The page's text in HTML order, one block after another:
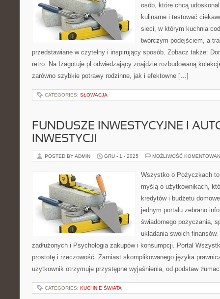
osób, które chcą
kulinarne i testować
sieci, w którym kuchnia
twórczym podejściem, a
przedstawiane w czytelny i inspirujący sposób. Zobacz także:
retro. Na Izagotuje.pl odwiedzający znajdzie rozbudowaną
zarówno szybkie potrawy rodzinne, jak i efektowne […]
CATEGORIES: SŁOWACJA
FUNDUSZE INWESTYCYJNE I
INWESTYCJI
POSTED BY ADMIN GRU - 1 - 2025 MOŻLIWOŚĆ
Wszystko o Pożyczkach
myślą o użytkownikach,
kredytów i budżetu
jednym portalu zebrano
świadomego pożyczania,
układania swoich
zadłużonych i Psychologia zakupów i konsumpcji. Portal
prostotę i rzeczowość. Zamiast skomplikowanego języka
użytkownik otrzymuje przystępne wyjaśnienia, od podstaw
CATEGORIES: KUCHNIE ŚWIATA